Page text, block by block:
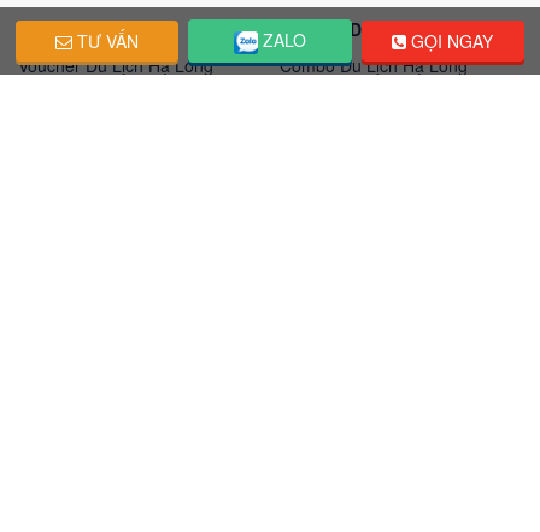
VOUCHER DU LỊCH
Voucher Du Lịch Hạ Long
COMBO DU LỊCH
Combo Du Lịch Hạ Long
TƯ VẤN ZALO GỌI NGAY